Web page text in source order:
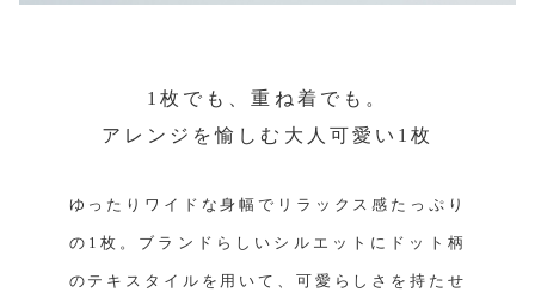
1枚でも、重ね着でも。
アレンジを愉しむ大人可愛い1枚
ゆったりワイドな身幅でリラックス感たっぷり
の1枚。ブランドらしいシルエットにドット柄
のテキスタイルを用いて、可愛らしさを持たせ